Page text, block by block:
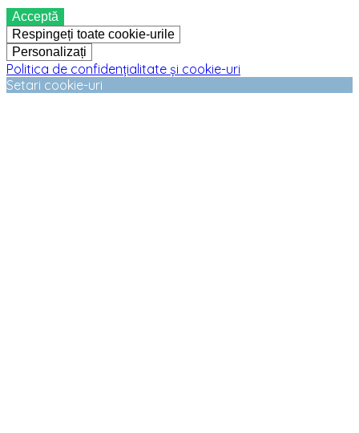
Acceptă
Respingeți toate cookie-urile
Personalizați
Politica de confidențialitate și cookie-uri
Setari cookie-uri